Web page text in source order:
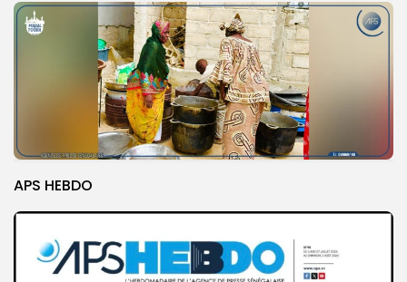
APS HEBDO